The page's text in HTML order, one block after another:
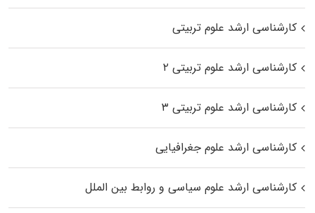
کارشناسی ارشد علوم تربیتی
کارشناسی ارشد علوم تربیتی ۲
کارشناسی ارشد علوم تربیتی ۳
کارشناسی ارشد علوم جغرافیایی
کارشناسی ارشد علوم سیاسی و روابط بین الملل